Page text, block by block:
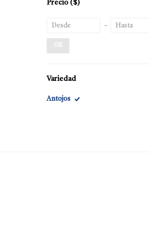
Precio ($)
OK
Variedad
Antojos